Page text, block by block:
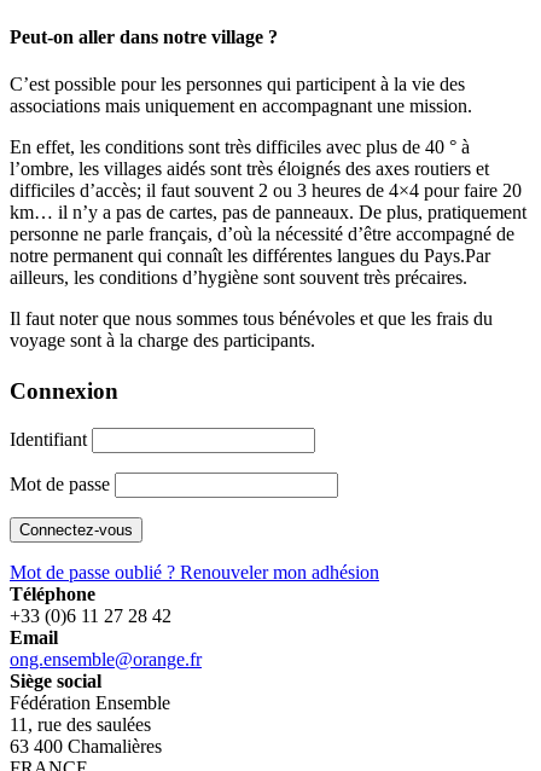
Peut-on aller dans notre village ?
C’est possible pour les personnes qui participent à la vie des
associations mais uniquement en accompagnant une mission.
En effet, les conditions sont très difficiles avec plus de 40 ° à
l’ombre, les villages aidés sont très éloignés des axes routiers et
difficiles d’accès; il faut souvent 2 ou 3 heures de 4×4 pour faire 20
km… il n’y a pas de cartes, pas de panneaux. De plus, pratiquement
personne ne parle français, d’où la nécessité d’être accompagné de
notre permanent qui connaît les différentes langues du Pays.Par
ailleurs, les conditions d’hygiène sont souvent très précaires.
Il faut noter que nous sommes tous bénévoles et que les frais du
voyage sont à la charge des participants.
Connexion
Identifiant
Mot de passe
Mot de passe oublié ? Renouveler mon adhésion
Téléphone
+33 (0)6 11 27 28 42
Email
ong.ensemble@orange.fr
Siège social
Fédération Ensemble
11, rue des saulées
63 400 Chamalières